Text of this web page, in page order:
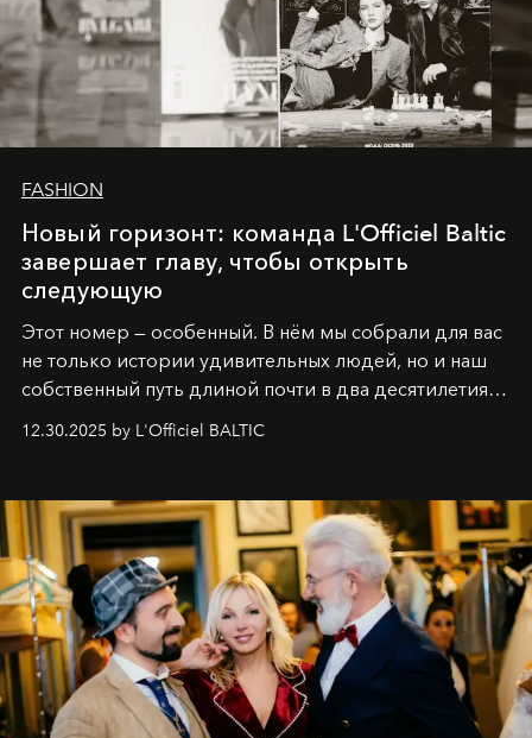
FASHION
Новый горизонт: команда L'Officiel Baltic
завершает главу, чтобы открыть
следующую
Этот номер — особенный. В нём мы собрали для вас
не только истории удивительных людей, но и наш
собственный путь длиной почти в два десятилетия.
Вместо привычного подведения итогов мы от всей
души говорим спасибо каждому, кто был с нами все
самыми искренними пожеланиями и теплом, ваша
командаL’Officiel Baltic .
12.30.2025 by L'Officiel BALTIC